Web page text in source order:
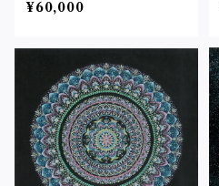
¥60,000